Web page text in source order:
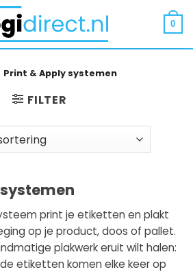
0
Print & Apply systemen
FILTER
print je etiketten en plakt
op je product, doos of pallet.
plakwerk eruit wilt halen:
etiketten komen elke keer op